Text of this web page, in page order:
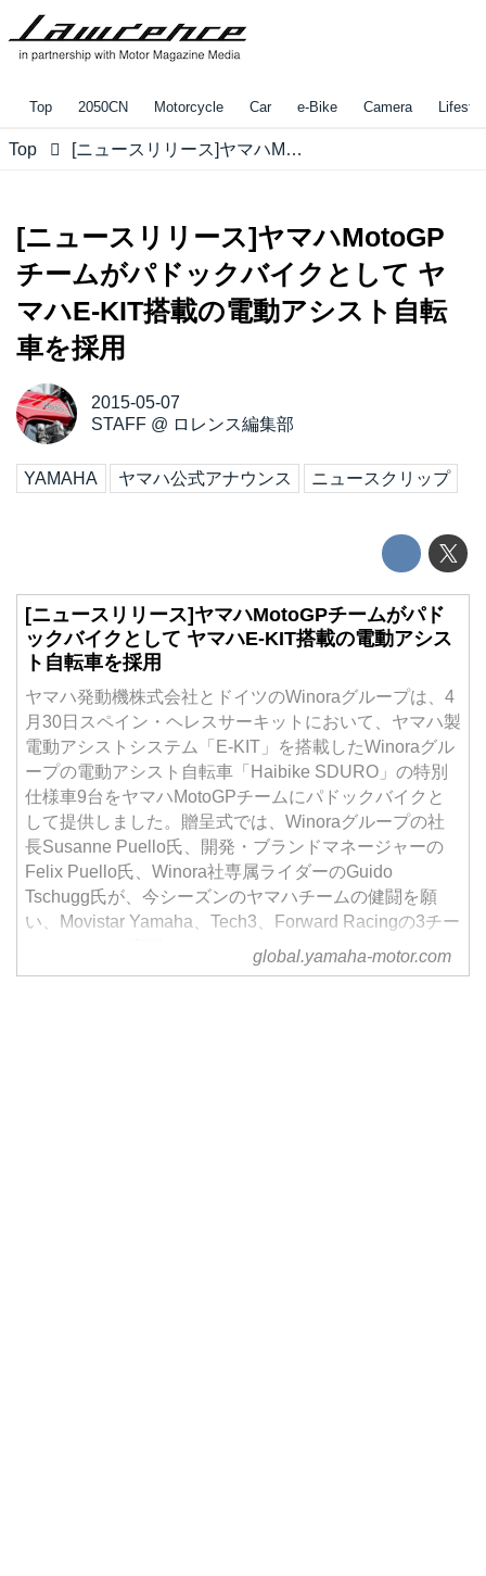
Top 2050CN Motorcycle Car e-Bike Camera
Top [ニュースリリース]ヤマハMotoGPチームがパドックバイクとして ヤマハE-KIT搭載の電動アシスト自転車を採用
[ニュースリリース]ヤマハMotoGP
チームがパドックバイクとして ヤ
マハE-KIT搭載の電動アシスト自転
車を採用
2015-05-07
STAFF@ ロレンス編集部
YAMAHA ヤマハ公式アナウンス ニュースクリップ
[ニュースリリース]ヤマハMotoGPチームがパド
ックバイクとして ヤマハE-KIT搭載の電動アシス
ト自転車を採用
ヤマハ発動機株式会社とドイツのWinoraグループは、4
月30日スペイン・ヘレスサーキットにおいて、ヤマハ製
電動アシストシステム「E-KIT」を搭載したWinoraグル
ープの電動アシスト自転車「Haibike SDURO」の特別
仕様車9台をヤマハMotoGPチームにパドックバイクと
して提供しました。贈呈式では、Winoraグループの社
長Susanne Puello氏、開発・ブランドマネージャーの
Felix Puello氏、Winora社専属ライダーのGuido
Tschugg氏が、今シーズンのヤマハチームの健闘を願
い、Movistar Yamaha、Tech3、Forward Racingの3チー
global.yamaha-motor.com